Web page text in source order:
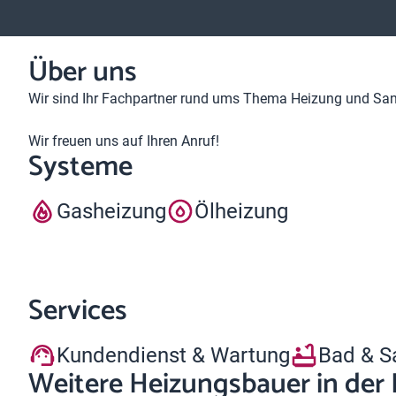
Über uns
Wir sind Ihr Fachpartner rund ums Thema Heizung und
Wir freuen uns auf Ihren Anruf!
Systeme
Gasheizung Ölheizung
Services
Kundendienst & Wartung Bad &
Weitere Heizungsbauer in der